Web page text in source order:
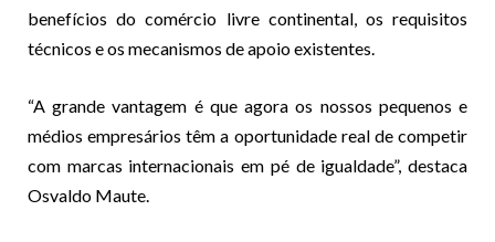
benefícios do comércio livre continental, os requisitos
técnicos e os mecanismos de apoio existentes.
“A grande vantagem é que agora os nossos pequenos e
médios empresários têm a oportunidade real de competir
com marcas internacionais em pé de igualdade”, destaca
Osvaldo Maute.